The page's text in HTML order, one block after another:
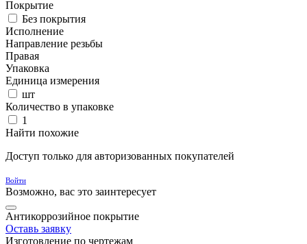
Покрытие
Без покрытия
Исполнение
Направление резьбы
Правая
Упаковка
Единица измерения
шт
Количество в упаковке
1
Найти похожие
Доступ только для авторизованных покупателей
Войти
Возможно, вас это заинтересует
Антикоррозийное покрытие
Оставь заявку
Изготовление по чертежам